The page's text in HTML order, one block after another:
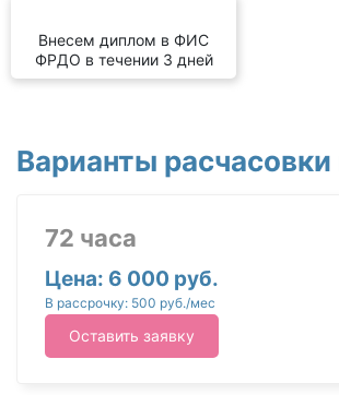
Внесем диплом в ФИС
ФРДО в течении 3 дней
Варианты расчасовки
72 часа
Цена: 6 000 руб.
В рассрочку: 500 руб./мес
Оставить заявку